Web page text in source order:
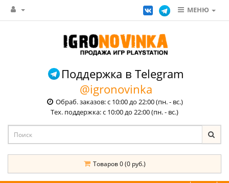
МЕНЮ
Поддержка в Telegram
@igronovinka
Обраб. заказов: с 10:00 до 22:00 (пн. - вс.)
Тех. поддержка: с 10:00 до 22:00 (пн. - вс.)
Товаров 0 (0 руб.)